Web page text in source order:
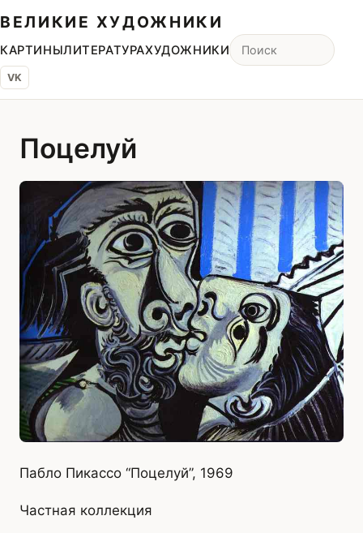
ВЕЛИКИЕ ХУДОЖНИКИ
КАРТИНЫЛИТЕРАТУРАХУДОЖНИКИ
VK
Поцелуй
Пабло Пикассо “Поцелуй”, 1969
Частная коллекция